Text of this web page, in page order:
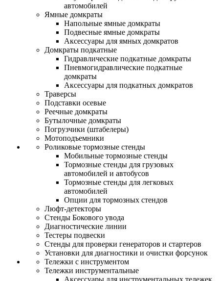
автомобилей
Ямные домкраты
Напольные ямные домкраты
Подвесные ямные домкраты
Аксессуары для ямных домкратов
Домкраты подкатные
Гидравлические подкатные домкраты
Пневмогидравлические подкатные
домкраты
Аксессуары для подкатных домкратов
Траверсы
Подставки осевые
Реечные домкраты
Бутылочные домкраты
Погрузчики (штабелеры)
Мотоподъемники
Роликовые тормозные стенды
Мобильные тормозные стенды
Тормозные стенды для грузовых
автомобилей и автобусов
Тормозные стенды для легковых
автомобилей
Опции для тормозных стендов
Люфт-детекторы
Стенды Бокового увода
Диагностические линии
Тестеры подвески
Стенды для проверки генераторов и стартеров
Установки для диагностики и очистки форсунок
Тележки с инструментом
Тележки инструментальные